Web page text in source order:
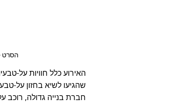
הסרט
האירוע כלל חוויות על-
שהגיעו לשיא בחזון על-
חברת בנייה גדולה, רוכב